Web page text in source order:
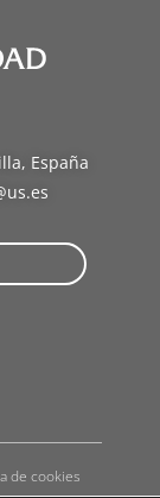
España
de cookies